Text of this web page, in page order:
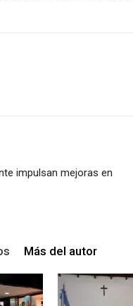
impulsan mejoras en
Más del autor